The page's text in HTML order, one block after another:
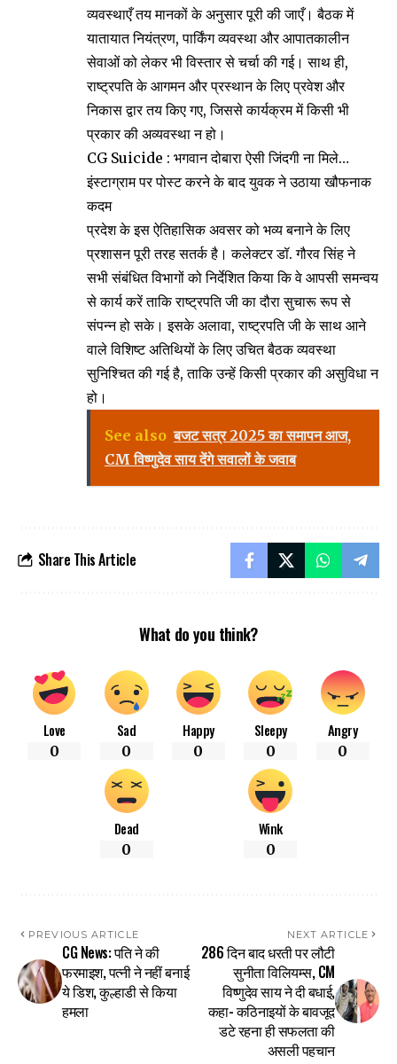
व्यवस्थाएँ तय मानकों के अनुसार पूरी की जाएँ। बैठक में
यातायात नियंत्रण, पार्किंग व्यवस्था और आपातकालीन
सेवाओं को लेकर भी विस्तार से चर्चा की गई। साथ ही,
राष्ट्रपति के आगमन और प्रस्थान के लिए प्रवेश और
निकास द्वार तय किए गए, जिससे कार्यक्रम में किसी भी
प्रकार की अव्यवस्था न हो।
CG Suicide : भगवान दोबारा ऐसी जिंदगी ना मिले…
इंस्टाग्राम पर पोस्ट करने के बाद युवक ने उठाया खौफनाक
कदम
प्रदेश के इस ऐतिहासिक अवसर को भव्य बनाने के लिए
प्रशासन पूरी तरह सतर्क है। कलेक्टर डॉ. गौरव सिंह ने
सभी संबंधित विभागों को निर्देशित किया कि वे आपसी समन्वय
से कार्य करें ताकि राष्ट्रपति जी का दौरा सुचारू रूप से
संपन्न हो सके। इसके अलावा, राष्ट्रपति जी के साथ आने
वाले विशिष्ट अतिथियों के लिए उचित बैठक व्यवस्था
सुनिश्चित की गई है, ताकि उन्हें किसी प्रकार की असुविधा न
हो।
See also बजट सत्र 2025 का समापन आज,
CM विष्णुदेव साय देंगे सवालों के जवाब
Share This Article
What do you think?
Love
0
Sad
0
Happy
0
Sleepy
0
Angry
0
Dead
0
Wink
0
PREVIOUS ARTICLE
CG News: पति ने की
फरमाइश, पत्नी ने नहीं बनाई
ये डिश, कुल्हाडी से किया
हमला
NEXT ARTICLE
286 दिन बाद धरती पर लौटी
सुनीता विलियम्स, CM
विष्णुदेव साय ने दी बधाई,
कहा- कठिनाइयों के बावजूद
डटे रहना ही सफलता की
असली पहचान